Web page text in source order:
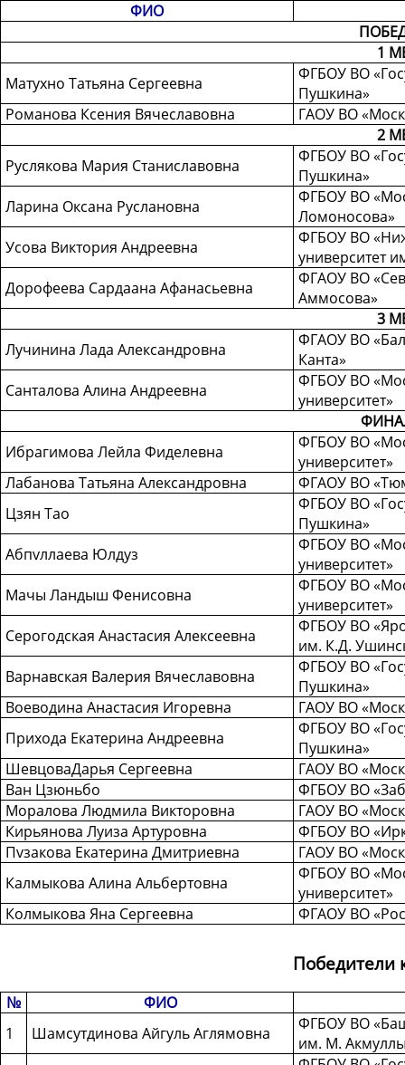
ФИО
1
Матухно Татьяна Сергеевна
ФГБОУ ВО
Пушкина»
Романова Ксения Вячеславовна
ГАОУ ВО
2
Руслякова Мария Станиславовна
ФГБОУ ВО
Пушкина»
Ларина Оксана Руслановна
ФГБОУ ВО
Ломоносова»
Усова Виктория Андреевна
ФГБОУ ВО
университет
Дорофеева Сардаана Афанасьевна
ФГАОУ ВО
Аммосова»
3
Лучинина Лада Александровна
ФГАОУ ВО
Канта»
Санталова Алина Андреевна
ФГБОУ ВО
университет»
Ибрагимова Лейла Фиделевна
ФГБОУ ВО
университет»
Лабанова Татьяна Александровна
ФГАОУ ВО
Цзян Тао
ФГБОУ ВО
Пушкина»
Абпvллаева Юлдуз
ФГБОУ ВО
университет»
Мачы Ландыш Фенисовна
ФГБОУ ВО
университет»
Серогодская Анастасия Алексеевна
ФГБОУ ВО
им. К.Д.
Варнавская Валерия Вячеславовна
ФГБОУ ВО
Пушкина»
Воеводина Анастасия Игоревна
ГАОУ ВО
Прихода Екатерина Андреевна
ФГБОУ ВО
Пушкина»
ШевцоваДарья Сергеевна
ГАОУ ВО
Ван Цзюньбо
ФГБОУ ВО
Моралова Людмила Викторовна
ГАОУ ВО
Кирьянова Луиза Артуровна
ФГБОУ ВО
Пvзакова Екатерина Дмитриевна
ГАОУ ВО
Калмыкова Алина Альбертовна
ФГБОУ ВО
университет»
Колмыкова Яна Сергеевна
ФГАОУ ВО
Победители
№
ФИО
1
Шамсутдинова Айгуль Аглямовна
ФГБОУ ВО
им. М.